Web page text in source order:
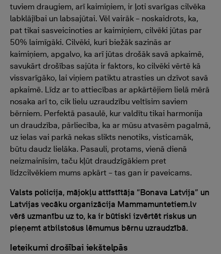
tuviem draugiem, arī kaimiņiem, ir ļoti svarīgas cilvēka
labklājībai un labsajūtai. Vēl vairāk – noskaidrots, ka,
pat tikai sasveicinoties ar kaimiņiem, cilvēki jūtas par
50% laimīgāki. Cilvēki, kuri biežāk sazinās ar
kaimiņiem, apgalvo, ka arī jūtas drošāk savā apkaimē,
savukārt drošības sajūta ir faktors, ko cilvēki vērtē kā
vissvarīgāko, lai viņiem patiktu atrasties un dzīvot savā
apkaimē. Līdz ar to attiecības ar apkārtējiem lielā mērā
nosaka arī to, cik lielu uzraudzību veltīsim saviem
bērniem. Perfektā pasaulē, kur valdītu tikai harmonija
un draudzība, pārliecība, ka ar mūsu atvasēm pagalmā,
uz ielas vai parkā nekas slikts nenotiks, visticamāk,
būtu daudz lielāka. Pasauli, protams, vienā dienā
neizmainīsim, taču kļūt draudzīgākiem pret
līdzcilvēkiem mums apkārt – tas gan ir paveicams.
Valsts policija, mājokļu attīstītāja “Bonava Latvija” un
Latvijas vecāku organizācija Mammamuntetiem.lv
vērš uzmanību uz to, ka ir būtiski izvērtēt riskus un
pieņemt atbilstošus lēmumus bērnu uzraudzībā.
Ieteikumi drošībai iekštelpās